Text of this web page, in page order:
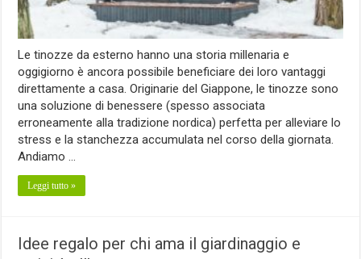
Le tinozze da esterno hanno una storia millenaria e
oggigiorno è ancora possibile beneficiare dei loro vantaggi
direttamente a casa. Originarie del Giappone, le tinozze sono
una soluzione di benessere (spesso associata
erroneamente alla tradizione nordica) perfetta per alleviare lo
stress e la stanchezza accumulata nel corso della giornata.
Andiamo …
Leggi tutto »
Idee regalo per chi ama il giardinaggio e